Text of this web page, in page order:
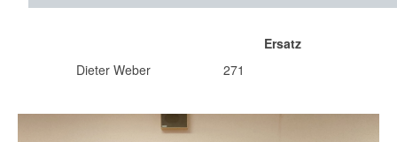
Ersatz
Dieter Weber
271